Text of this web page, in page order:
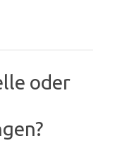
oder